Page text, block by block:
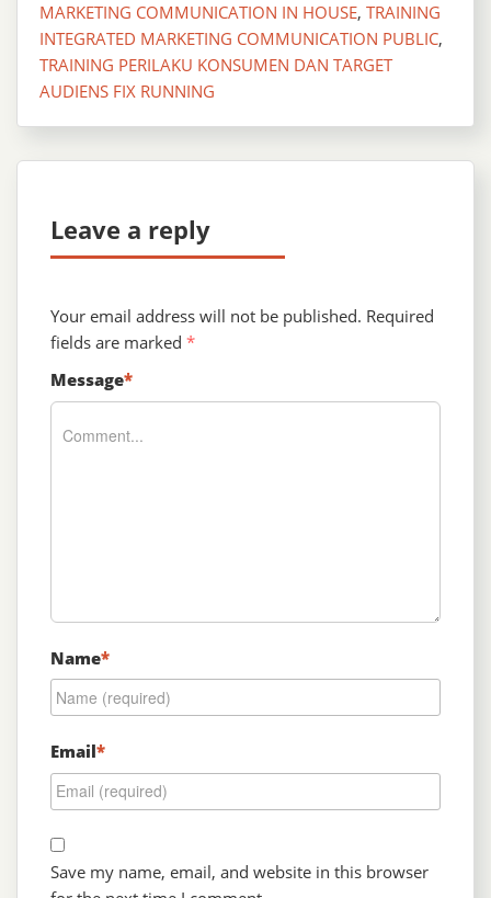
MARKETING COMMUNICATION IN HOUSE, TRAINING
INTEGRATED MARKETING COMMUNICATION PUBLIC,
TRAINING PERILAKU KONSUMEN DAN TARGET
AUDIENS FIX RUNNING
Leave a reply
Your email address will not be published. Required
fields are marked *
Message*
Name*
Email*
Save my name, email, and website in this browser